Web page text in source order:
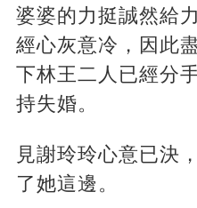
婆婆的力挺誠然給
經心灰意冷，因此
下林王二人已經分
持失婚。
見謝玲玲心意已決
了她這邊。